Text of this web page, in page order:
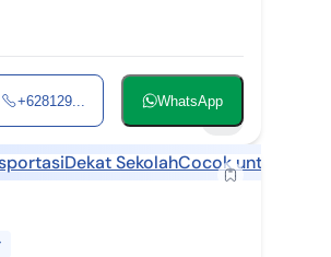
+628129... WhatsApp
Dekat SekolahCocok untuk kost